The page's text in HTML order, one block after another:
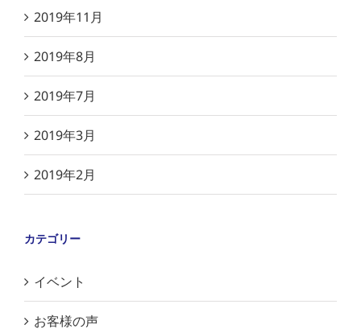
2019年11月
2019年8月
2019年7月
2019年3月
2019年2月
カテゴリー
イベント
お客様の声